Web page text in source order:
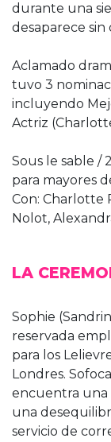
durante una
desaparece sin
Aclamado
tuvo 3
incluyendo
Actriz
Sous le sable /
para mayores
Con: Charlotte
Nolot,
LA
Sophie
reservada
para los
Londres.
encuentra una
una
servicio de